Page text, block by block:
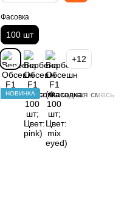
Фасовка
100 шт
+12
НОВИНКА